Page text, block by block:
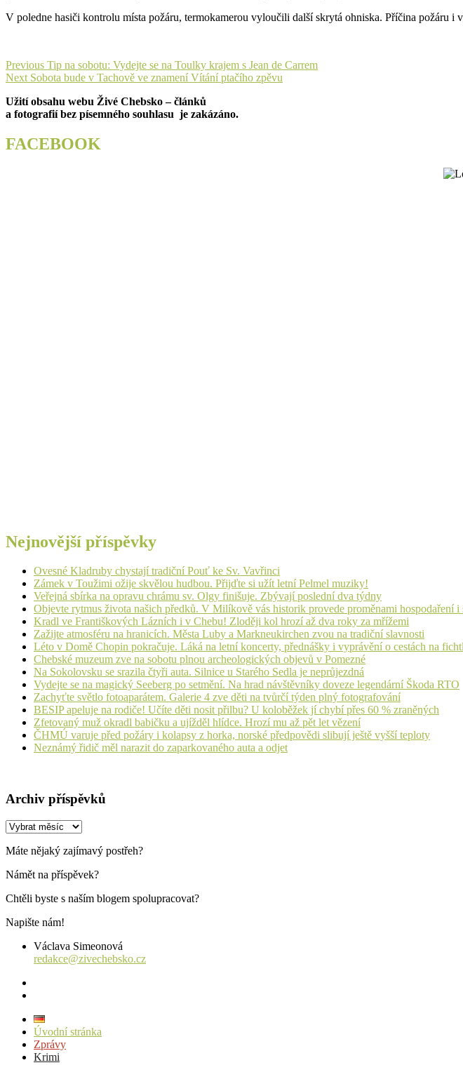
V poledne hasiči kontrolu místa požáru, termokamerou vyloučili další skrytá ohniska. Příčina požáru i
Navigace
pro
příspěvek
Previous Previous
post:
Tip na sobotu: Vydejte se na Toulky krajem s Jean de Carrem
Next Next
Sobota bude v Tachově ve znamení Vítání ptačího zpěvu
Užití obsahu webu Živé Chebsko – článků
a fotografií bez písemného souhlasu je zakázáno.
FACEBOOK
Nejnovější příspěvky
Ovesné Kladruby chystají tradiční Pouť ke Sv. Vavřinci
Zámek v Toužimi ožije skvělou hudbou. Přijďte si užít letní Pelmel muziky!
Veřejná sbírka na opravu chrámu sv. Olgy finišuje. Zbývají poslední dva týdny
Objevte rytmus života našich předků. V Milíkově vás historik provede proměnami hospodaření i
Kradl ve Františkových Lázních i v Chebu! Zloději kol hrozí až dva roky za mřížemi
Zažijte atmosféru na hranicích. Města Luby a Markneukirchen zvou na tradiční slavnosti
Léto v Domě Chopin pokračuje. Láká na letní koncerty, přednášky i vyprávění o cestách na
Chebské muzeum zve na sobotu plnou archeologických objevů v Pomezné
Na Sokolovsku se srazila čtyři auta. Silnice u Starého Sedla je neprůjezdná
Vydejte se na magický Seeberg po setmění. Na hrad návštěvníky doveze legendární Škoda RTO
Zachyťte světlo fotoaparátem. Galerie 4 zve děti na tvůrčí týden plný fotografování
BESIP apeluje na rodiče! Učíte děti nosit přilbu? U koloběžek jí chybí přes 60 % zraněných
Zfetovaný muž okradl babičku a ujížděl hlídce. Hrozí mu až pět let vězení
ČHMÚ varuje před požáry i kolapsy z horka, norské předpovědi slibují ještě vyšší teploty
Neznámý řidič měl narazit do zaparkovaného auta a odjet
Archiv příspěvků
Archiv
Máte nějaký zajímavý postřeh?
Námět na příspěvek?
Chtěli byste s naším blogem spolupracovat?
Napište nám!
Václava Simeonová
redakce@zivechebsko.cz
Úvodní stránka
Zprávy
Krimi